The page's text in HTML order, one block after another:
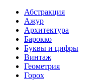
Абстракция
Ажур
Архитектура
Барокко
Буквы и цифры
Винтаж
Геометрия
Горох